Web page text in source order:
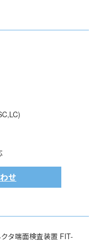
せ
タ端面検査装置 FIT-